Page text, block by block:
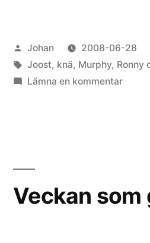
Publicerat
av
Johan 2008-06-28
Etiketter:
Joost, knä, Murphy, Ronny
Lämna en kommentartill
Veckan som